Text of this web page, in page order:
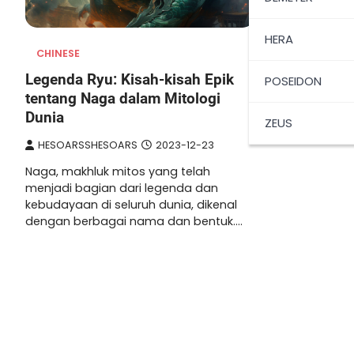
HERA
POSEIDON
ZEUS
CHINESE
Legenda Ryu: Kisah-kisah Epik
tentang Naga dalam Mitologi
Dunia
HESOARSSHESOARS 2023-12-23
Naga, makhluk mitos yang telah
menjadi bagian dari legenda dan
kebudayaan di seluruh dunia, dikenal
dengan berbagai nama dan bentuk.…